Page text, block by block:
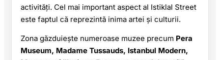
activități. Cel mai important aspect al Istiklal Street
este faptul că reprezintă inima artei și culturii.
Zona găzduiește numeroase muzee precum Pera
Museum, Madame Tussauds, Istanbul Modern,